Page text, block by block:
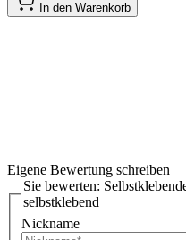
In den Warenkorb
Eigene Bewertung schreiben
Sie bewerten:
selbstklebend
Nickname